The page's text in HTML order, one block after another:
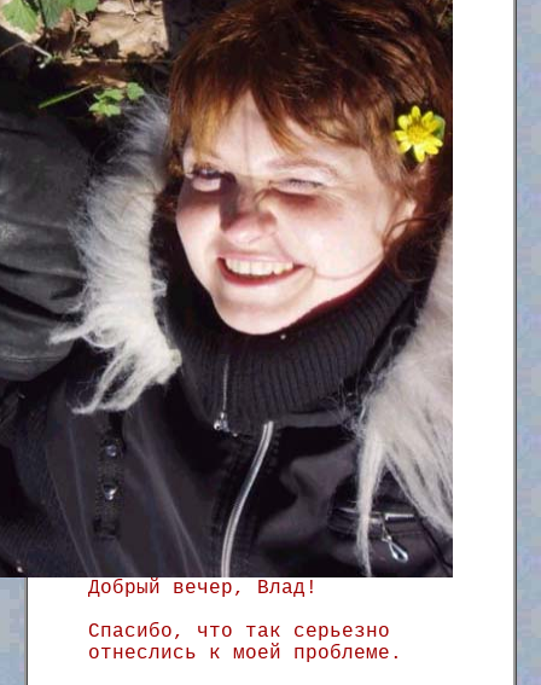
Добрый вечер, Влад!
Спасибо, что так серьезно
отнеслись к моей проблеме.